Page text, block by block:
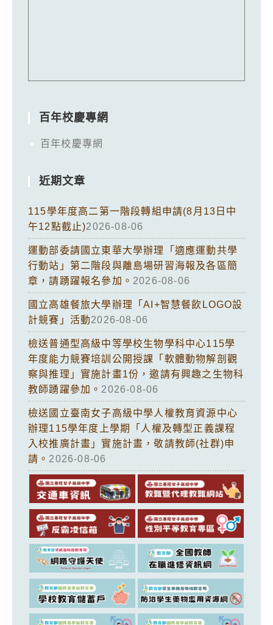
百年校慶專網
百年校慶專網
近期文章
115學年度高二第一階段轉組申請(8月13日中
午12點截止)2026-08-06
運動部委請國立東華大學辦理「適應運動共學
行動站」第二階段與離島場研習海報及各區簡
章，請踴躍報名參加。 2026-08-06
國立高雄餐旅大學辦理「AI+智慧餐飲LOGO設
計競賽」活動2026-08-06
檢送普通型高級中等學校生物學科中心115學
年度能力競賽培訓公開授課「軟體動物解剖觀
察與推理」實施計畫1份，邀請有興趣之生物科
教師踴躍參加。 2026-08-06
檢送國立臺南女子高級中學人權教育資源中心
辦理115學年度上學期「人權及轉型正義課程
入校推廣計畫」實施計畫，敬請教師(社群)申
請。 2026-08-06